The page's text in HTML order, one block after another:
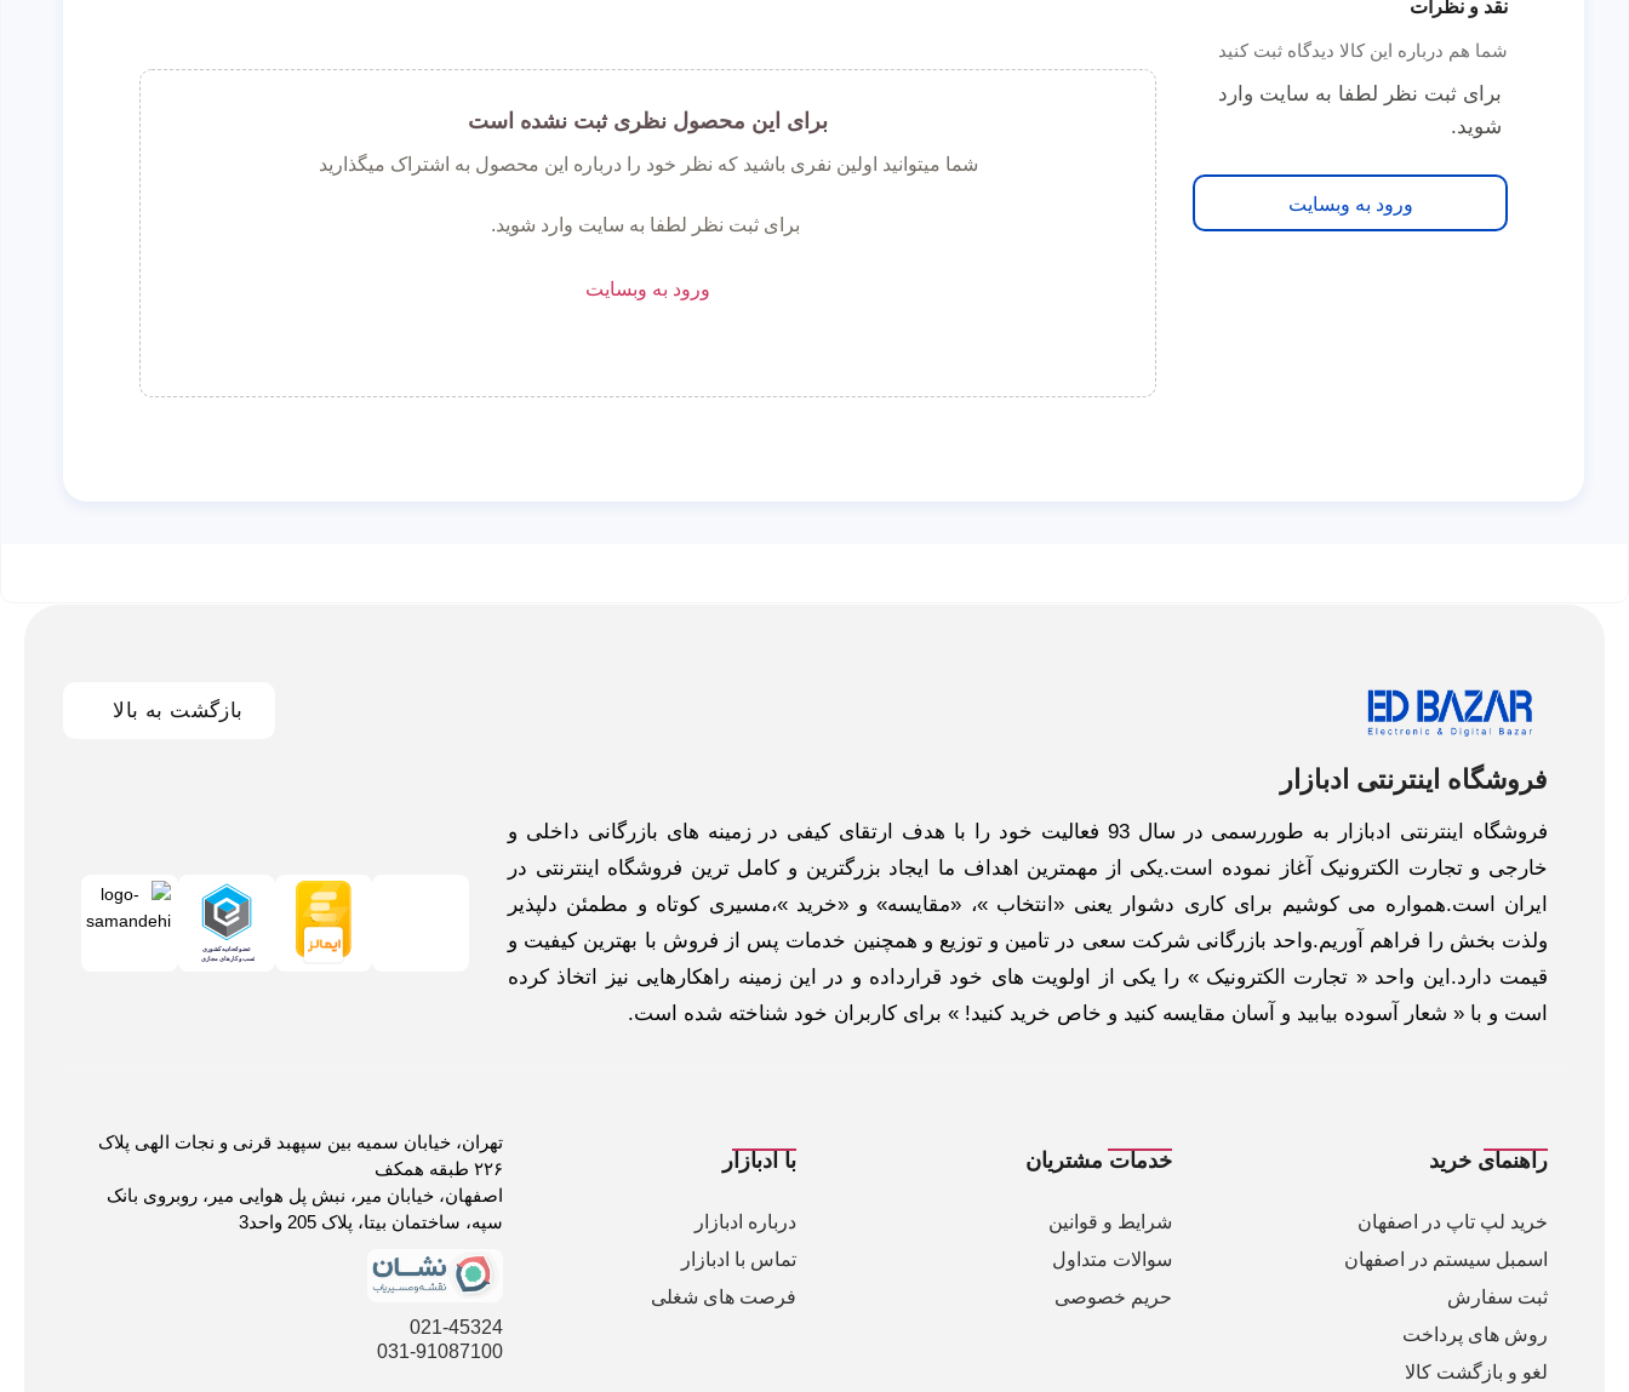
نقد و نظرات
شما هم درباره این کالا دیدگاه ثبت کنید
برای ثبت نظر لطفا به سایت وارد
شوید.
ورود به وبسایت
برای این محصول نظری ثبت نشده است
شما میتوانید اولین نفری باشید که نظر خود را درباره این محصول به اشتراک میگذارید
برای ثبت نظر لطفا به سایت وارد شوید.
ورود به وبسایت
بازگشت به بالا
فروشگاه اینترنتی ادبازار
فروشگاه اینترنتی ادبازار به طوررسمی در سال 93 فعالیت خود را با هدف ارتقای کیفی در زمینه های بازرگانی داخلی و
خارجی و تجارت الکترونیک آغاز نموده است.یکی از مهمترین اهداف ما ایجاد بزرگترین و کامل ترین فروشگاه اینترنتی در
ایران است.همواره می کوشیم برای کاری دشوار یعنی «انتخاب »، «مقایسه» و «خرید »،مسیری کوتاه و مطمئن دلپذیر
ولذت بخش را فراهم آوریم.واحد بازرگانی شرکت سعی در تامین و توزیع و همچنین خدمات پس از فروش با بهترین کیفیت و
قیمت دارد.این واحد « تجارت الکترونیک » را یکی از اولویت های خود قرارداده و در این زمینه راهکارهایی نیز اتخاذ کرده
است و با « شعار آسوده بیابید و آسان مقایسه کنید و خاص خرید کنید! » برای کاربران خود شناخته شده است.
راهنمای خرید
خرید لپ تاپ در اصفهان
اسمبل سیستم در اصفهان
ثبت سفارش
روش های پرداخت
لغو و بازگشت کالا
خدمات مشتریان
شرایط و قوانین
سوالات متداول
حریم خصوصی
با ادبازار
درباره ادبازار
تماس با ادبازار
فرصت های شغلی
تهران، خیابان سمیه بین سپهبد قرنی و نجات الهی پلاک
۲۲۶ طبقه همکف
اصفهان، خیابان میر، نبش پل هوایی میر، روبروی بانک
سپه، ساختمان بیتا، پلاک 205 واحد3
021-45324
031-91087100